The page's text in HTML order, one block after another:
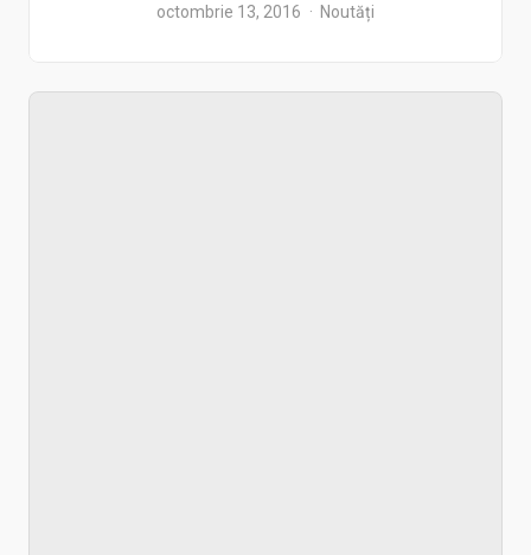
octombrie 13, 2016 Noutăți